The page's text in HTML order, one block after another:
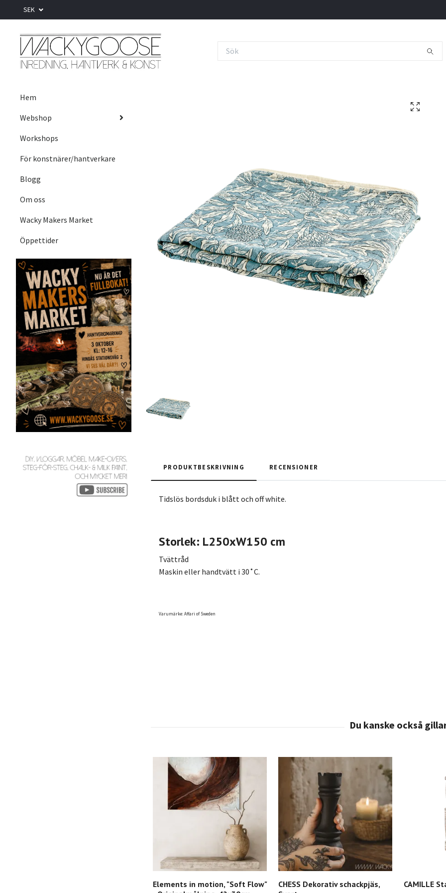
SEK
Hem
Webshop
Workshops
För konstnärer/hantverkare
Blogg
Om oss
Wacky Makers Market
Öppettider
PRODUKTBESKRIVNING RECENSIONER
Tidslös bordsduk i blått och off white.
Storlek: L250xW150 cm
Tvättråd
Maskin eller handtvätt i 30˚C.
Varumärke: Affari of Sweden
Elements in motion, "Soft Flow"
CHESS Dekorativ schackpjäs,
CAMILLE